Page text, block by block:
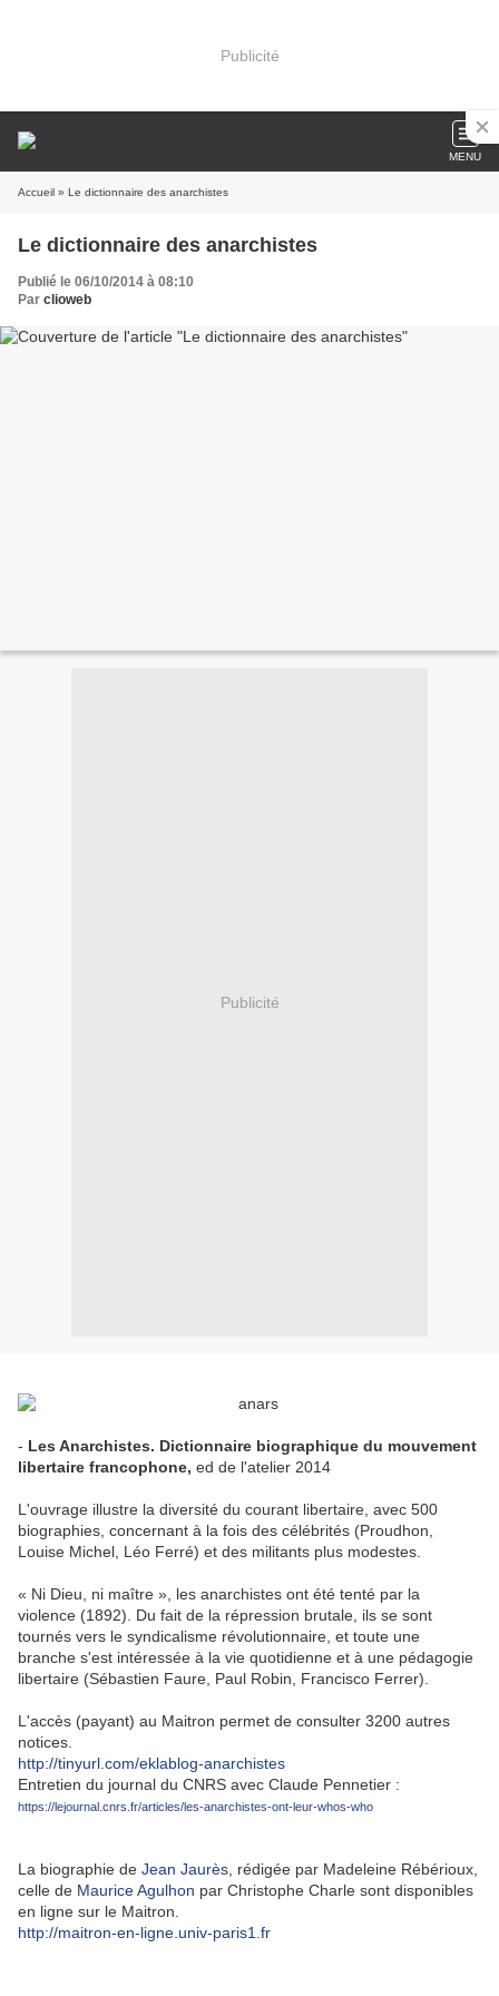
Publicité
MENU
Accueil » Le dictionnaire des anarchistes
Le dictionnaire des anarchistes
Publié le 06/10/2014 à 08:10
Par clioweb
Publicité
- Les Anarchistes. Dictionnaire biographique du mouvement
libertaire francophone, ed de l'atelier 2014
L'ouvrage illustre la diversité du courant libertaire, avec 500
biographies, concernant à la fois des célébrités (Proudhon,
Louise Michel, Léo Ferré) et des militants plus modestes.
« Ni Dieu, ni maître », les anarchistes ont été tenté par la
violence (1892). Du fait de la répression brutale, ils se sont
tournés vers le syndicalisme révolutionnaire, et toute une
branche s'est intéressée à la vie quotidienne et à une pédagogie
libertaire (Sébastien Faure, Paul Robin, Francisco Ferrer).
L'accès (payant) au Maitron permet de consulter 3200 autres
notices.
http://tinyurl.com/eklablog-anarchistes
Entretien du journal du CNRS avec Claude Pennetier :
https://lejournal.cnrs.fr/articles/les-anarchistes-ont-leur-whos-who
La biographie de Jean Jaurès , rédigée par Madeleine Rébérioux,
celle de Maurice Agulhon par Christophe Charle sont disponibles
en ligne sur le Maitron.
http://maitron-en-ligne.univ-paris1.fr